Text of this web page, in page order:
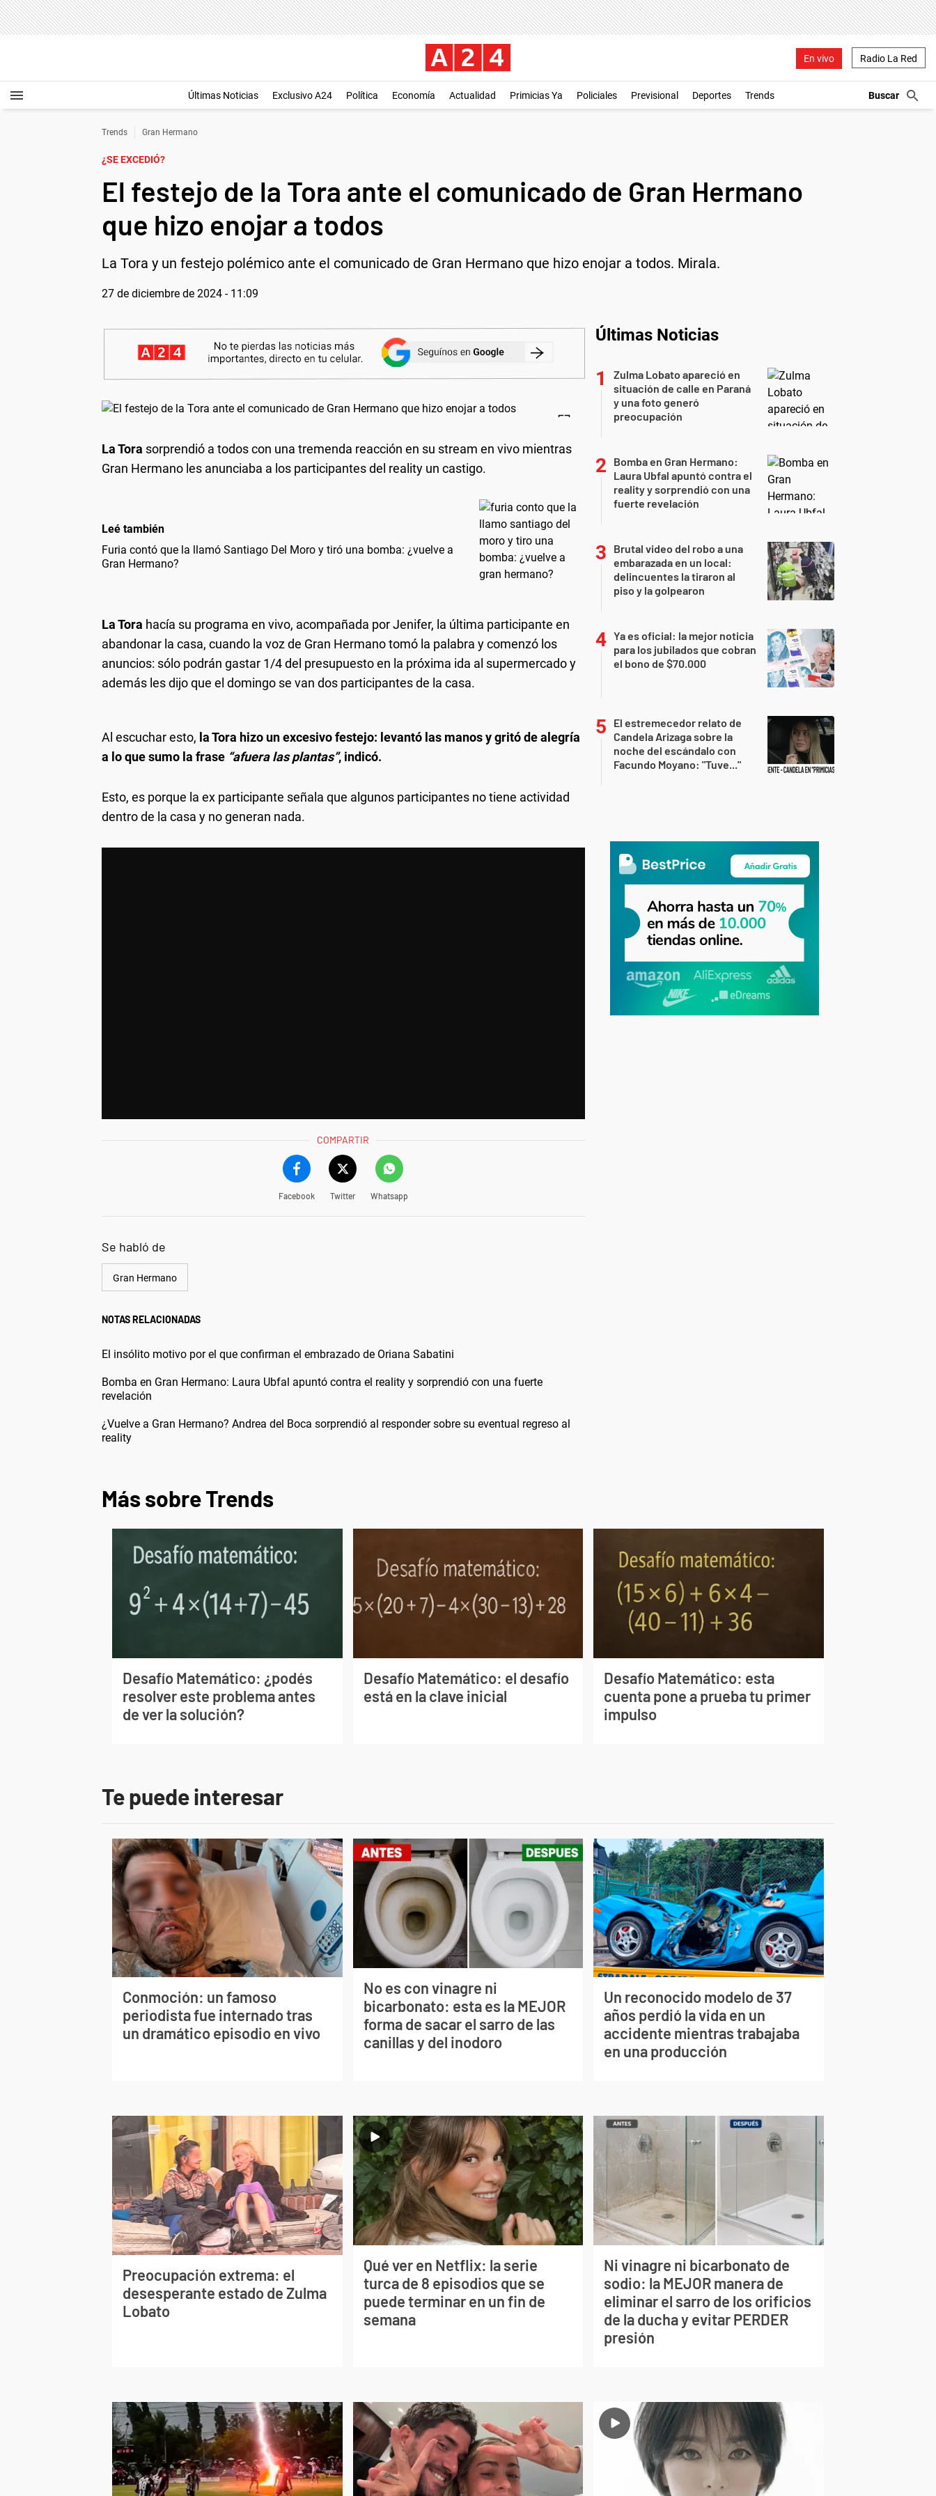
En vivo Radio La Red
Últimas Noticias Exclusivo A24 Política Economía Actualidad Primicias Ya Policiales Previsional Deportes Trends
Trends Gran Hermano
¿SE EXCEDIÓ?
El festejo de la Tora ante el comunicado de Gran Hermano
que hizo enojar a todos
La Tora y un festejo polémico ante el comunicado de Gran Hermano que hizo enojar a todos. Mirala.
27 de diciembre de 2024 - 11:09
La Tora sorprendió a todos con una tremenda reacción en su stream en vivo mientras
Gran Hermano les anunciaba a los participantes del reality un castigo.
Leé también
Furia contó que la llamó Santiago Del Moro y tiró una bomba: ¿vuelve a
Gran Hermano?
La Tora hacía su programa en vivo, acompañada por Jenifer, la última participante en
abandonar la casa, cuando la voz de Gran Hermano tomó la palabra y comenzó los
anuncios: sólo podrán gastar 1/4 del presupuesto en la próxima ida al supermercado y
además les dijo que el domingo se van dos participantes de la casa.
Al escuchar esto, la Tora hizo un excesivo festejo: levantó las manos y gritó de alegría
a lo que sumo la frase “afuera las plantas”, indicó.
Esto, es porque la ex participante señala que algunos participantes no tiene actividad
dentro de la casa y no generan nada.
COMPARTIR
Facebook Twitter Whatsapp
Se habló de
Gran Hermano
NOTAS RELACIONADAS
El insólito motivo por el que confirman el embrazado de Oriana Sabatini
Bomba en Gran Hermano: Laura Ubfal apuntó contra el reality y sorprendió con una fuerte
revelación
¿Vuelve a Gran Hermano? Andrea del Boca sorprendió al responder sobre su eventual regreso al
reality
Últimas Noticias
Zulma Lobato apareció en
situación de calle en Paraná
y una foto generó
preocupación
Bomba en Gran Hermano:
Laura Ubfal apuntó contra el
reality y sorprendió con una
fuerte revelación
Brutal video del robo a una
embarazada en un local:
delincuentes la tiraron al
piso y la golpearon
Ya es oficial: la mejor noticia
para los jubilados que cobran
el bono de $70.000
El estremecedor relato de
Candela Arizaga sobre la
noche del escándalo con
Facundo Moyano: "Tuve..."
Más sobre Trends
Desafío Matemático: ¿podés
resolver este problema antes
de ver la solución?
Desafío Matemático: el desafío
está en la clave inicial
Desafío Matemático: esta
cuenta pone a prueba tu primer
impulso
Te puede interesar
Conmoción: un famoso
periodista fue internado tras
un dramático episodio en vivo
No es con vinagre ni
bicarbonato: esta es la MEJOR
forma de sacar el sarro de las
canillas y del inodoro
Un reconocido modelo de 37
años perdió la vida en un
accidente mientras trabajaba
en una producción
Preocupación extrema: el
desesperante estado de Zulma
Lobato
Qué ver en Netflix: la serie
turca de 8 episodios que se
puede terminar en un fin de
semana
Ni vinagre ni bicarbonato de
sodio: la MEJOR manera de
eliminar el sarro de los orificios
de la ducha y evitar PERDER
presión